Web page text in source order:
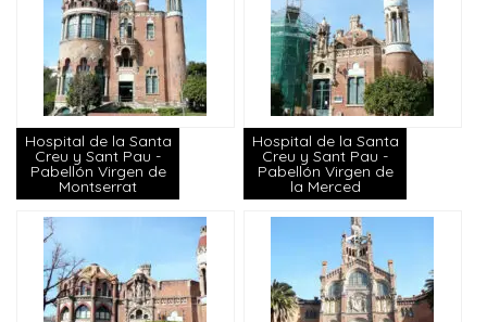
Hospital de la Santa
Creu y Sant Pau -
Pabellón Virgen de
Montserrat
Hospital de la Santa
Creu y Sant Pau -
Pabellón Virgen de
la Merced